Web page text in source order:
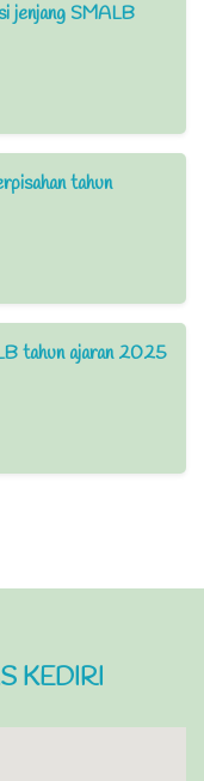
jenjang SMALB
tahun
tahun ajaran 2025
KEDIRI